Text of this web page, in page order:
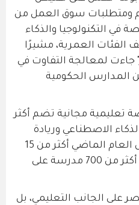
ومتطلبات سوق العمل من
في التكنولوجيا والذكاء
العمرية، مشيرًا
جاءت لمعالجة التفاوت في
المدارس الحكومية
تعليمية مجانية تضم أكثر
والذكاء الاصطناعي وريادة
الأعمال، واستفاد منها خلال العام الماضي أكثر من 15
ألف طالب و1200 معلم من أكثر من 700 مدرسة على
على الجانب التعليمي، بل